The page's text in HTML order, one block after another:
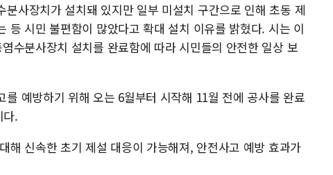
사장치가 설치돼 있지만 일부 미설치 구간으로 인해 초동 제
등 시민 불편함이 많았다고 확대 설치 이유를 밝혔다. 시는 이
수분사장치 설치를 완료함에 따라 시민들의 안전한 일상 보
예방하기 위해 오는 6월부터 시작해 11월 전에 공사를 완료
다.
해 신속한 초기 제설 대응이 가능해져, 안전사고 예방 효과가